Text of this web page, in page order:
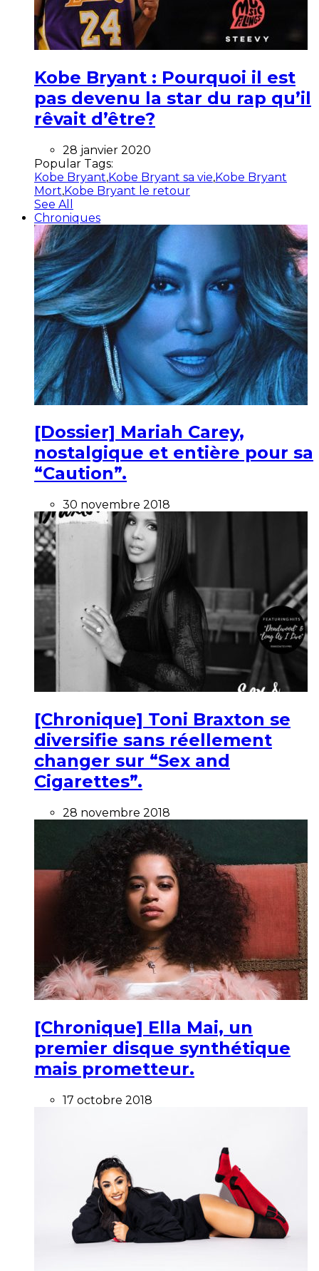
Kobe Bryant : Pourquoi il est
pas devenu la star du rap qu’il
rêvait d’être?
28 janvier 2020
Popular Tags:
Kobe Bryant,Kobe Bryant sa vie,Kobe Bryant
Mort,Kobe Bryant le retour
See All
Chroniques
[Dossier] Mariah Carey,
nostalgique et entière pour sa
“Caution”.
30 novembre 2018
[Chronique] Toni Braxton se
diversifie sans réellement
changer sur “Sex and
Cigarettes”.
28 novembre 2018
[Chronique] Ella Mai, un
premier disque synthétique
mais prometteur.
17 octobre 2018